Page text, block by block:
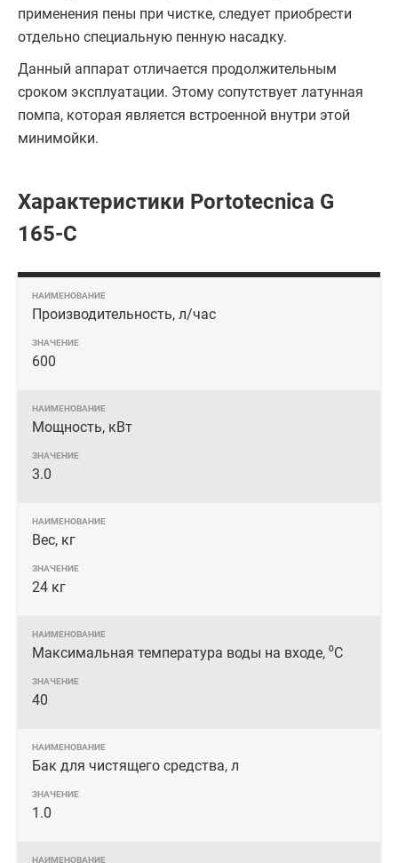
применения пены при чистке, следует приобрести
отдельно специальную пенную насадку.
Данный аппарат отличается продолжительным
сроком эксплуатации. Этому сопутствует латунная
помпа, которая является встроенной внутри этой
минимойки.
Характеристики Portotecnica G
165-C
Производительность, л/час
600
Мощность, кВт
3.0
Вес, кг
24 кг
Максимальная температура воды на входе, ⁰С
40
Бак для чистящего средства, л
1.0